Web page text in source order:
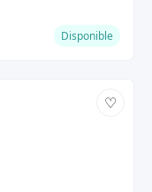
Disponible
♡